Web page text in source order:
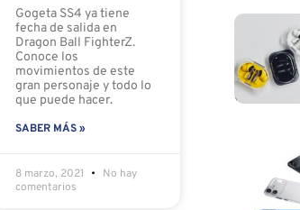
Gogeta SS4 ya tiene
fecha de salida en
Dragon Ball FighterZ.
Conoce los
movimientos de este
gran personaje y todo lo
que puede hacer.
SABER MÁS »
8 marzo, 2021
No hay
comentarios